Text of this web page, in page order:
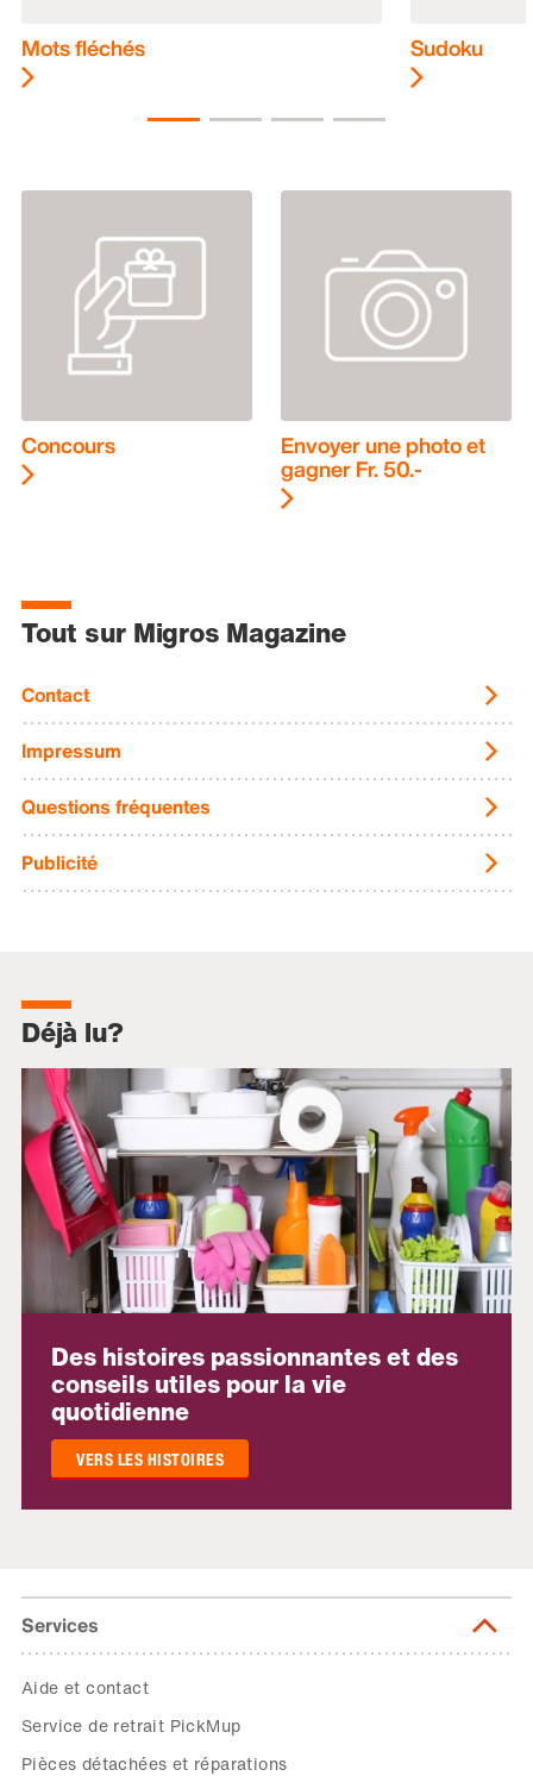
Mots fléchés Sudoku
Concours Envoyer une photo et
gagner Fr. 50.-
Tout sur Migros Magazine
Contact
Impressum
Questions fréquentes
Publicité
Déjà lu?
Des histoires passionnantes et des
conseils utiles pour la vie
quotidienne
VERS LES HISTOIRES
Services
Aide et contact
Service de retrait PickMup
Pièces détachées et réparations